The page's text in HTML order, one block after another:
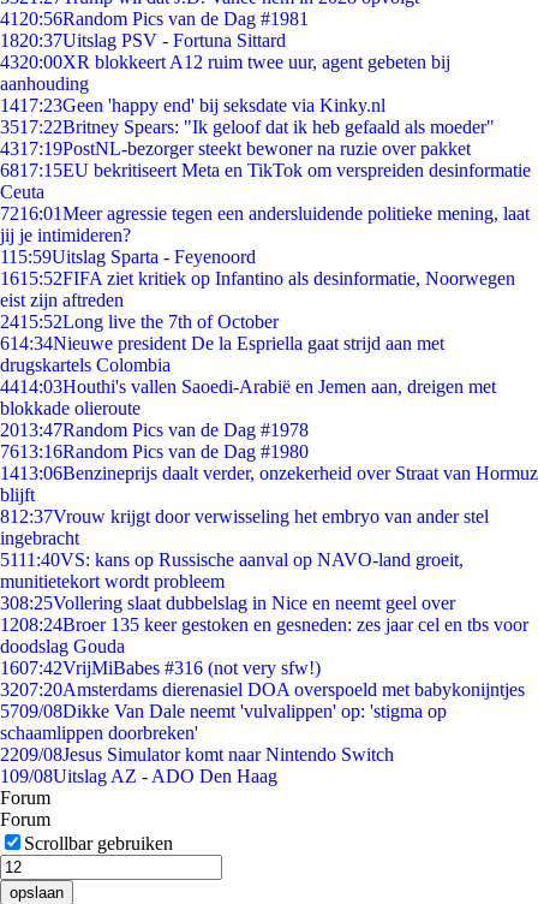
41 20:56Random Pics van de Dag #1981
1820:37Uitslag PSV - Fortuna Sittard
4320:00XR blokkeert A12 ruim twee uur, agent gebeten bij
aanhouding
1417:23Geen 'happy end' bij seksdate via Kinky.nl
3517:22Britney Spears: "Ik geloof dat ik heb gefaald als moeder"
4317:19PostNL-bezorger steekt bewoner na ruzie over pakket
6817:15EU bekritiseert Meta en TikTok om verspreiden desinformatie
Ceuta
7216:01Meer agressie tegen een andersluidende politieke mening, laat
jij je intimideren?
115:59Uitslag Sparta - Feyenoord
1615:52FIFA ziet kritiek op Infantino als desinformatie, Noorwegen
eist zijn aftreden
2415:52Long live the 7th of October
614:34Nieuwe president De la Espriella gaat strijd aan met
drugskartels Colombia
4414:03Houthi's vallen Saoedi-Arabië en Jemen aan, dreigen met
blokkade olieroute
2013:47Random Pics van de Dag #1978
7613:16Random Pics van de Dag #1980
1413:06Benzineprijs daalt verder, onzekerheid over Straat van Hormuz
blijft
812:37Vrouw krijgt door verwisseling het embryo van ander stel
ingebracht
5111:40VS: kans op Russische aanval op NAVO-land groeit,
munitietekort wordt probleem
308:25Vollering slaat dubbelslag in Nice en neemt geel over
1208:24Broer 135 keer gestoken en gesneden: zes jaar cel en tbs voor
doodslag Gouda
1607:42VrijMiBabes #316 (not very sfw!)
3207:20Amsterdams dierenasiel DOA overspoeld met babykonijntjes
5709/08Dikke Van Dale neemt 'vulvalippen' op: 'stigma op
schaamlippen doorbreken'
2209/08Jesus Simulator komt naar Nintendo Switch
109/08Uitslag AZ - ADO Den Haag
Forum
Forum
Scrollbar gebruiken
opslaan